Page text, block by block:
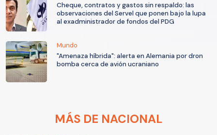
Cheque, contratos y gastos sin respaldo: las
observaciones del Servel que ponen bajo la lupa
al exadministrador de fondos del PDG
Mundo
"Amenaza híbrida": alerta en Alemania por dron
bomba cerca de avión ucraniano
MÁS DE NACIONAL